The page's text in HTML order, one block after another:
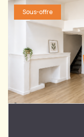
Sous-offre